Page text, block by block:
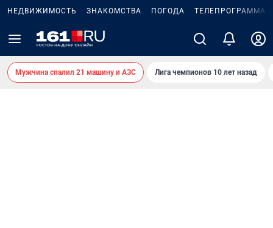
НЕДВИЖИМОСТЬ ЗНАКОМСТВА ПОГОДА ТЕЛЕПРОГРАММА
Мужчина спалил 21 машину и АЗС Лига чемпионов 10 лет назад